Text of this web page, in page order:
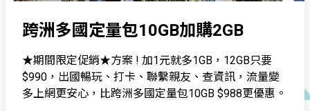
跨洲多國定量包10GB加購2GB
★期間限定促銷★方案 ! 加1元就多1GB，12GB只要
$990，出國暢玩、打卡、聯繫親友、查資訊，流量變
多上網更安心，比跨洲多國定量包10GB $988更優惠。